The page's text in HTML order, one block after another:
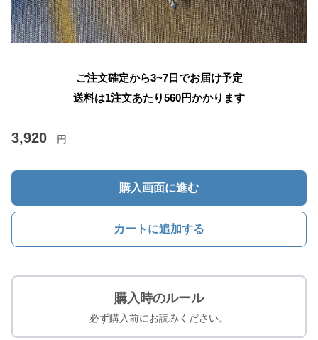
ご注文確定から3~7日でお届け予定
送料は1注文あたり560円かかります
3,920 円
購入画面に進む
カートに追加する
購入時のルール
必ず購入前にお読みください。